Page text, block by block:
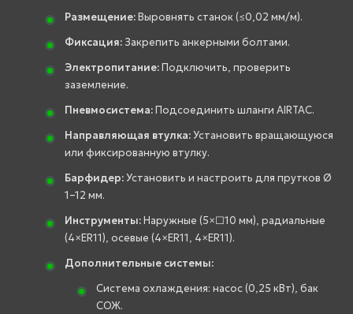
Размещение:Выровнять станок (≤0,02 мм/м).
Фиксация: Закрепить анкерными болтами.
Электропитание:Подключить, проверить
заземление.
Пневмосистема:Подсоединить шланги AIRTAC.
Направляющая втулка:Установить вращающуюся
или фиксированную втулку.
Барфидер:Установить и настроить для прутков Ø
1–12 мм.
Инструменты:Наружные (5×□10 мм), радиальные
(4×ER11), осевые (4×ER11, 4×ER11).
Дополнительные системы:
Система охлаждения: насос (0,25 кВт), бак
СОЖ.